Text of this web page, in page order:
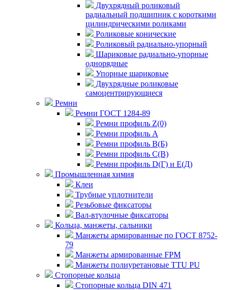
Двухрядный роликовый
радиальный подшипник с короткими
цилиндрическими роликами
Роликовые конические
Роликовый радиально-упорный
Шариковые радиально-упорные
однорядные
Упорные шариковые
Двухрядные роликовые
самоцентрирующиеся
Ремни
Ремни ГОСТ 1284-89
Ремни профиль Z(0)
Ремни профиль А
Ремни профиль В(Б)
Ремни профиль С(В)
Ремни профиль D(Г) и E(Д)
Промышленная химия
Клеи
Трубные уплотнители
Резьбовые фиксаторы
Вал-втулочные фиксаторы
Кольца, манжеты, сальники
Манжеты армированные по ГОСТ 8752-
79
Манжеты армированные FPM
Манжеты полиуретановые TTU PU
Стопорные кольца
Стопорные кольца DIN 471